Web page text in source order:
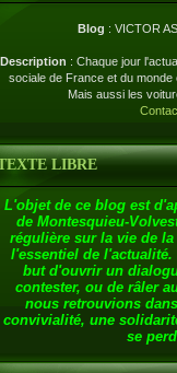
Blog : VICTOR
Description : Chaque jour
sociale de France et du monde
Mais aussi les
LIBRE
L'objet de ce blog est
de Montesquieu-
régulière sur la vie de
l'essentiel de
but d'ouvrir un
contester, ou de râler
nous retrouvions
convivialité, une
se